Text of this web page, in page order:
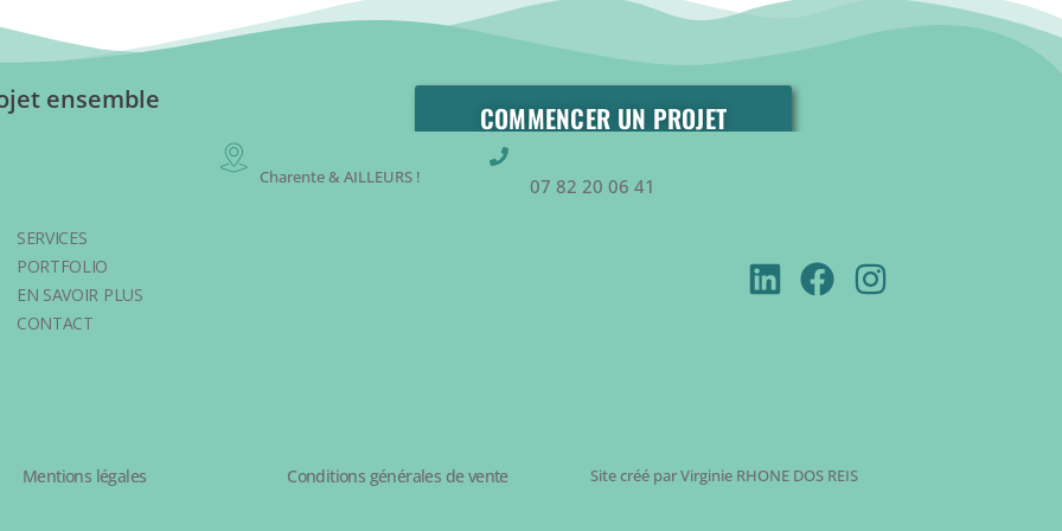
ensemble COMMENCER UN PROJET
SERVICES
PORTFOLIO
EN SAVOIR PLUS
CONTACT
Charente & AILLEURS ! 07 82 20 06 41
Mentions légales Conditions générales de vente Site créé par Virginie RHONE DOS REIS